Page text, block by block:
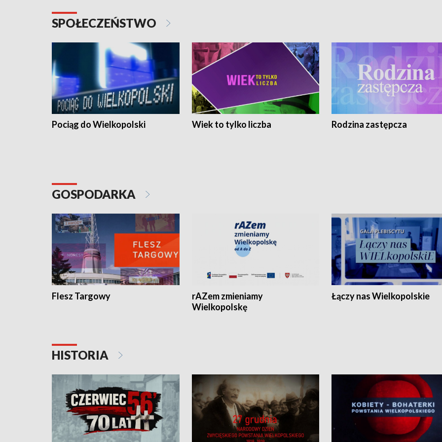
SPOŁECZEŃSTWO
Pociąg do Wielkopolski Wiek to tylko liczba Rodzina zastępcza
GOSPODARKA
Flesz Targowy
rAZem zmieniamy
Wielkopolskę
Łączy nas Wielkopolskie
HISTORIA